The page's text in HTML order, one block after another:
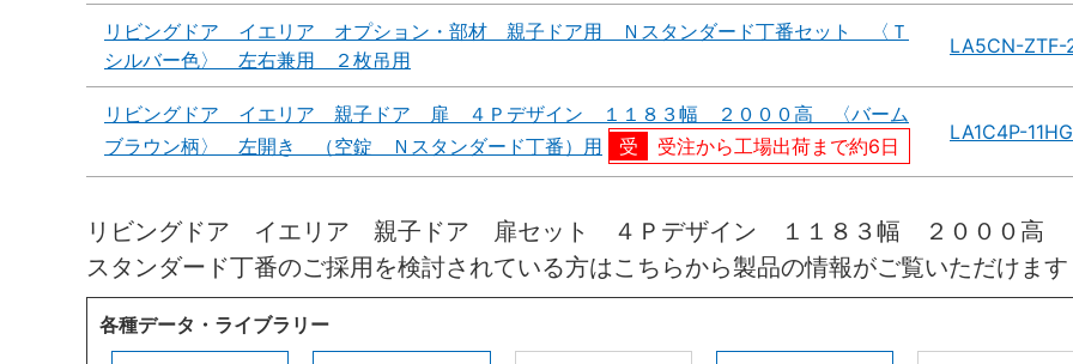
リビングドア イエリア オプション・部材 親子ドア用 Ｎスタンダード丁番セット 〈Ｔ
シルバー色〉 左右兼用 ２枚吊用
LA5CN-ZTF-
リビングドア イエリア 親子ドア 扉 ４Ｐデザイン １１８３幅 ２０００高 〈バーム
ブラウン柄〉 左開き （空錠 Ｎスタンダード丁番）用
受注から工場出荷まで約6日
LA1C4P-
リビングドア イエリア 親子ドア 扉セット ４Ｐデザイン １１８３幅 ２０００高
スタンダード丁番のご採用を検討されている方はこちらから製品の情報がご覧いただけます
各種データ・ライブラリー